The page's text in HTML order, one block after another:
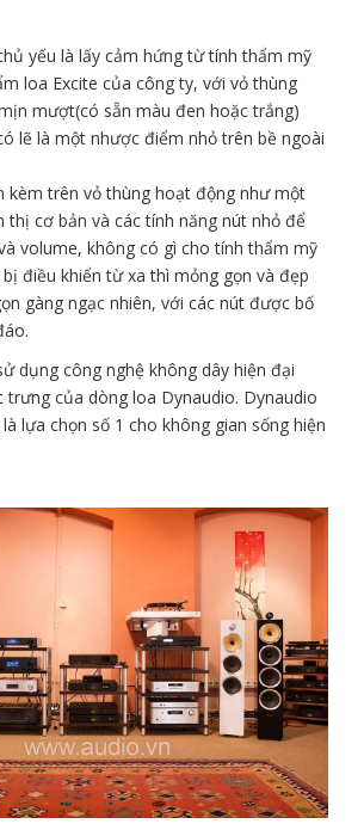
yếu là lấy cảm hứng từ tính thẩm mỹ
loa Excite của công ty, với vỏ thùng
mượt(có sẵn màu đen hoặc trắng)
lẽ là một nhược điểm nhỏ trên bề ngoài
kèm trên vỏ thùng hoạt động như một
thị cơ bản và các tính năng nút nhỏ để
volume, không có gì cho tính thẩm mỹ
điều khiển từ xa thì mỏng gọn và đẹp
gàng ngạc nhiên, với các nút được bố
dụng công nghệ không dây hiện đại
trưng của dòng loa Dynaudio. Dynaudio
lựa chọn số 1 cho không gian sống hiện